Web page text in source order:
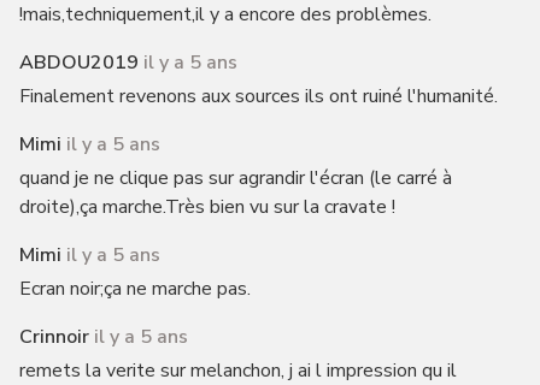
!mais,techniquement,il y a encore des problèmes.
ABDOU2019 il y a 5 ans
Finalement revenons aux sources ils ont ruiné l'humanité.
Mimi il y a 5 ans
quand je ne clique pas sur agrandir l'écran (le carré à
droite),ça marche.Très bien vu sur la cravate !
Mimi il y a 5 ans
Ecran noir;ça ne marche pas.
Crinnoir il y a 5 ans
remets la verite sur melanchon, j ai l impression qu il